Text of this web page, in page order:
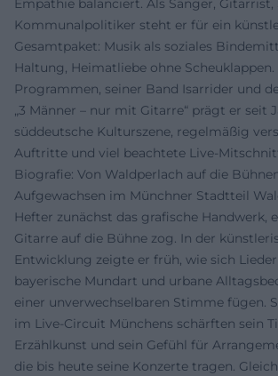
Empathie balanciert. Als Sänger, Gitarrist,
Kommunalpolitiker steht er für ein
Gesamtpaket: Musik als soziales
Haltung, Heimatliebe ohne
Programmen, seiner Band Isarrider und
„3 Männer – nur mit Gitarre“ prägt er seit
süddeutsche Kulturszene, regelmäßig
Auftritte und viel beachtete Live-
Biografie: Von Waldperlach auf die
Aufgewachsen im Münchner Stadtteil
Hefter zunächst das grafische Handwerk,
Gitarre auf die Bühne zog. In der
Entwicklung zeigte er früh, wie sich
bayerische Mundart und urbane
einer unverwechselbaren Stimme fügen.
im Live-Circuit Münchens schärften sein
Erzählkunst und sein Gefühl für
die bis heute seine Konzerte tragen.